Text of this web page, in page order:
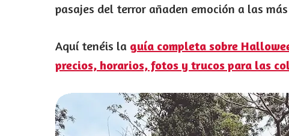
pasajes del terror añaden emoción a las
Aquí tenéis la guía completa sobre
precios, horarios, fotos y trucos para las